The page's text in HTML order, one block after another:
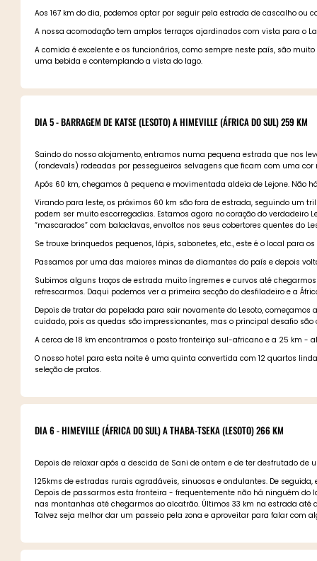
Aos 167 km do dia, podemos optar por seguir pela estrada de cascalho ou
A nossa acomodação tem amplos terraços ajardinados com vista para o
A comida é excelente e os funcionários, como sempre neste país, são
uma bebida e contemplando a vista do lago.
DIA 5 - BARRAGEM DE KATSE (LESOTO) A HIMEVILLE (ÁFRICA DO SUL) 259 KM
Saindo do nosso alojamento, entramos numa pequena estrada que nos
(rondevals) rodeadas por pessegueiros selvagens que ficam com uma
Após 60 km, chegamos à pequena e movimentada aldeia de Lejone.
Virando para leste, os próximos 60 km são fora de estrada, seguindo um
podem ser muito escorregadias. Estamos agora no coração do
“mascarados” com balaclavas, envoltos nos seus cobertores quentes do
Se trouxe brinquedos pequenos, lápis, sabonetes, etc., este é o local
Passamos por uma das maiores minas de diamantes do país e depois
Subimos alguns troços de estrada muito íngremes e curvos até
refrescarmos. Daqui podemos ver a primeira secção do desfiladeiro e a
Depois de tratar da papelada para sair novamente do Lesoto,
cuidado, pois as quedas são impressionantes, mas o principal desafio
A cerca de 18 km encontramos o posto fronteiriço sul-africano e a 25 km
O nosso hotel para esta noite é uma quinta convertida com 12 quartos
seleção de pratos.
DIA 6 - HIMEVILLE (ÁFRICA DO SUL) A THABA-TSEKA (LESOTO) 266 KM
Depois de relaxar após a descida de Sani de ontem e de ter desfrutado
125kms de estradas rurais agradáveis, sinuosas e ondulantes. De
Depois de passarmos esta fronteira - frequentemente não há ninguém
nas montanhas até chegarmos ao alcatrão. Últimos 33 km na estrada
Talvez seja melhor dar um passeio pela zona e aproveitar para falar com